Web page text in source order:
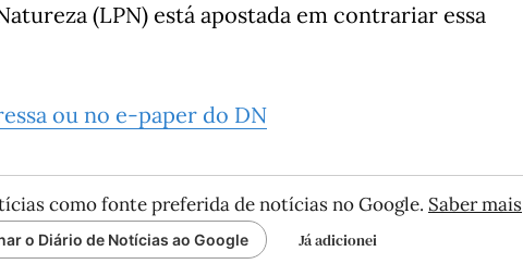
(LPN) está apostada em contrariar essa
ou no e-paper do DN
como fonte preferida de notícias no Google. Saber mais
o Diário de Notícias ao Google Já adicionei